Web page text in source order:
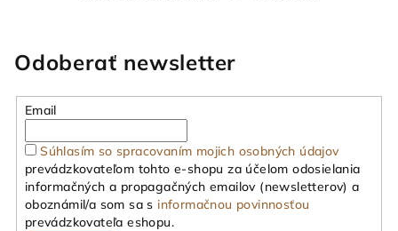
Odoberať newsletter
Email
Súhlasím so spracovaním mojich osobných údajov
prevádzkovateľom tohto e-shopu za účelom odosielania
informačných a propagačných emailov (newsletterov) a
oboznámil/a som sa s informačnou povinnosťou
prevádzkovateľa eshopu.